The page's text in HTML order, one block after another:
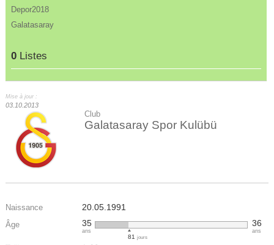
Depor2018
Galatasaray
0 Listes
Mise à jour :
03.10.2013
Club
Galatasaray Spor Kulübü
Naissance 20.05.1991
Âge 35
ans
81jours
36
ans